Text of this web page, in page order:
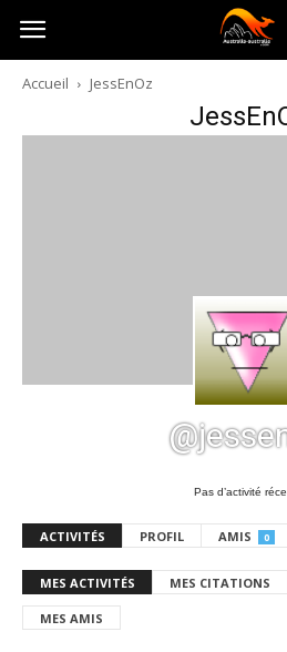
Australia-
australie.com
Accueil JessEnOz
Pas d’activité
ACTIVITÉS PROFIL AMIS 0
MES ACTIVITÉS MES CITATIONS
MES AMIS